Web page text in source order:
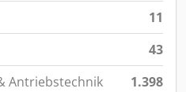
11
43
Antriebstechnik
1.398